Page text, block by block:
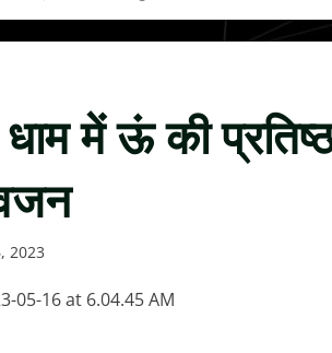
में ऊं की
2023